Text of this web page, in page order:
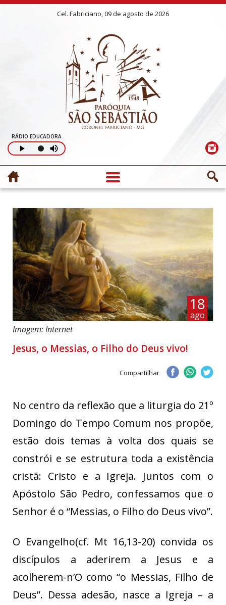
Cel. Fabriciano, 09 de agosto de 2026
RÁDIO EDUCADORA
18
ago
Imagem: Internet
Jesus, o Messias, o Filho do Deus vivo!
Compartilhar
No centro da reflexão que a liturgia do 21º
Domingo do Tempo Comum nos propõe,
estão dois temas à volta dos quais se
constrói e se estrutura toda a existência
cristã: Cristo e a Igreja. Juntos com o
Apóstolo São Pedro, confessamos que o
Senhor é o “Messias, o Filho do Deus vivo”.
O Evangelho(cf. Mt 16,13-20) convida os
discípulos a aderirem a Jesus e a
acolherem-n’O como “o Messias, Filho de
Deus”. Dessa adesão, nasce a Igreja – a